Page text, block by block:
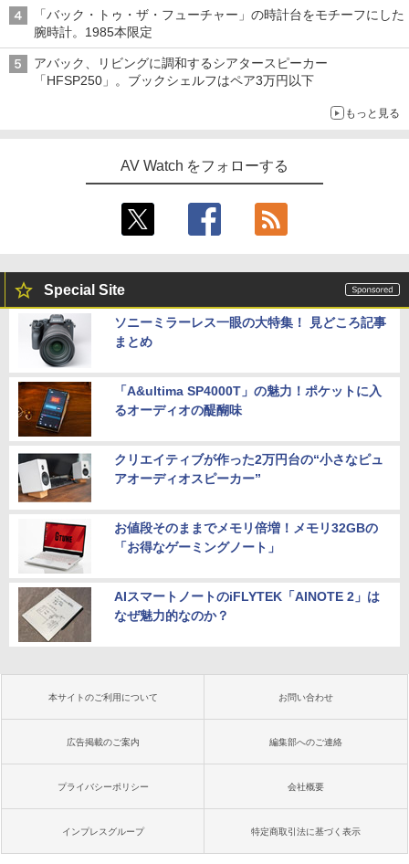
「バック・トゥ・ザ・フューチャー」の時計台をモチーフにした
腕時計。1985本限定
アバック、リビングに調和するシアタースピーカー
「HFSP250」。ブックシェルフはペア3万円以下
もっと見る
AV Watch をフォローする
Special Site
ソニーミラーレス一眼の大特集！ 見どころ記事
まとめ
「A&ultima SP4000T」の魅力！ポケットに入
るオーディオの醍醐味
クリエイティブが作った2万円台の“小さなピュ
アオーディオスピーカー”
お値段そのままでメモリ倍増！メモリ32GBの
「お得なゲーミングノート」
AIスマートノートのiFLYTEK「AINOTE 2」は
なぜ魅力的なのか？
本サイトのご利用について お問い合わせ
広告掲載のご案内 編集部へのご連絡
プライバシーポリシー 会社概要
インプレスグループ 特定商取引法に基づく表示